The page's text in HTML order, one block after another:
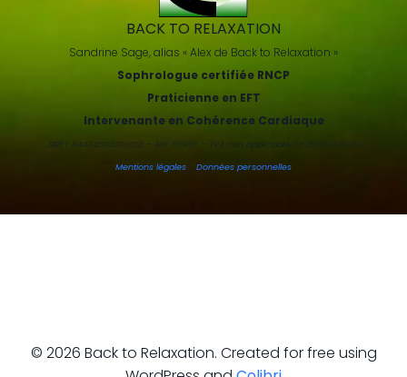
BACK TO RELAXATION
Sandrine Sage, alias « Alex de Back to Relaxation »
Sophrologue certifiée RNCP
Praticienne en EFT
Intervenante en Cohérence Cardiaque
SIRET 84474506700018 – APE 8690F – TVA non applicable Art 293B du CGI
Mentions légales
Données personnelles
© 2026 Back to Relaxation. Created for free using